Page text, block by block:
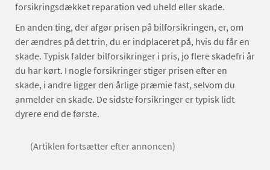
forsikringsdækket reparation ved uheld eller skade.
En anden ting, der afgør prisen på bilforsikringen, er, om
der ændres på det trin, du er indplaceret på, hvis du får en
skade. Typisk falder bilforsikringer i pris, jo flere skadefri år
du har kørt. I nogle forsikringer stiger prisen efter en
skade, i andre ligger den årlige præmie fast, selvom du
anmelder en skade. De sidste forsikringer er typisk lidt
dyrere end de første.
(Artiklen fortsætter efter annoncen)